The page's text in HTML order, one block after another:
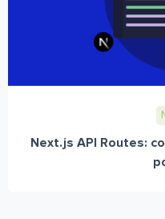
Next.js API Routes: